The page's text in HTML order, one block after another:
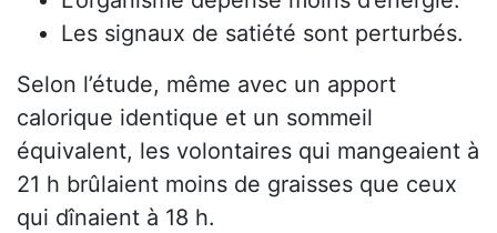
Les signaux de satiété sont perturbés.
Selon l’étude, même avec un apport
calorique identique et un sommeil
équivalent, les volontaires qui mangeaient à
21 h brûlaient moins de graisses que ceux
qui dînaient à 18 h.